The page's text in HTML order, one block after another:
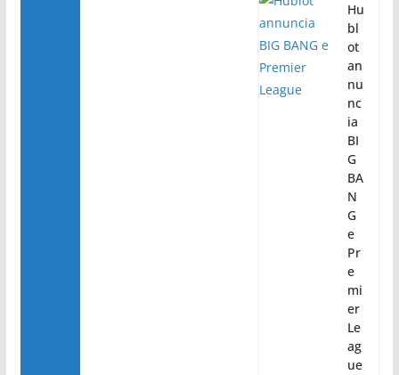
Hu
bl
ot
an
nu
nc
ia
BI
G
BA
N
G
e
Pr
e
mi
er
Le
ag
ue